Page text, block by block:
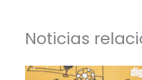
o
k
p
Noticias